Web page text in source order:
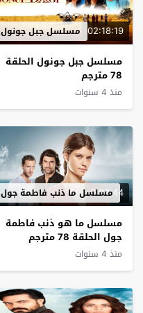
02:18:19 مسلسل جبل جونول
مسلسل جبل جونول الحلقة
78 مترجم
منذ 4 سنوات
2:03:44
مسلسل ما ذنب فاطمة جول
مسلسل ما هو ذنب فاطمة
جول الحلقة 78 مترجم
منذ 4 سنوات